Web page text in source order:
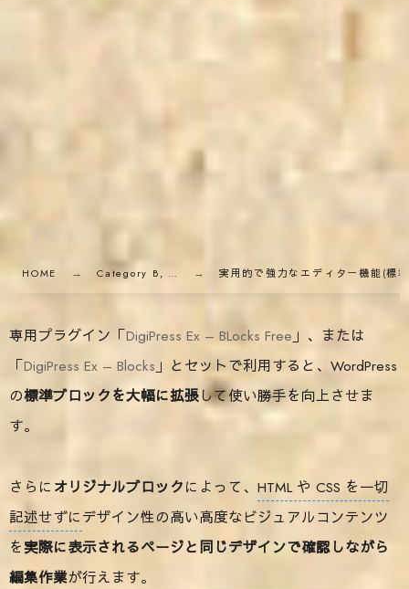
HOME Category B, … 実用的で強力なエディター機能(標
専用プラグイン「DigiPress Ex – BLocks Free 」、または
「DigiPress Ex – Blocks 」とセットで利用すると、WordPress
の標準ブロックを大幅に拡張して使い勝手を向上させま
す。
さらに オリジナルブロックによって、 HTML や CSS を一切
記述せずにデザイン性の高い高度なビジュアルコンテンツ
を実際に表示されるページと同じデザインで確認しながら
編集作業が行えます。